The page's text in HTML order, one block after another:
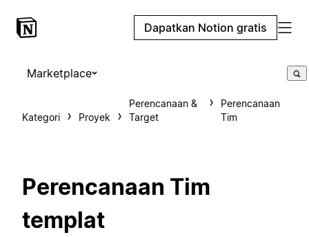
Dapatkan Notion gratis
Marketplace
Kategori Proyek
Perencanaan &
Target
Perencanaan
Tim
Perencanaan Tim
templat